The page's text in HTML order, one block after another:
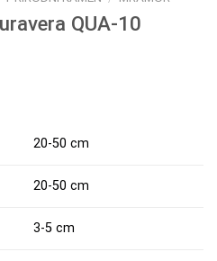
QUA-10
20-50 cm
20-50 cm
3-5 cm